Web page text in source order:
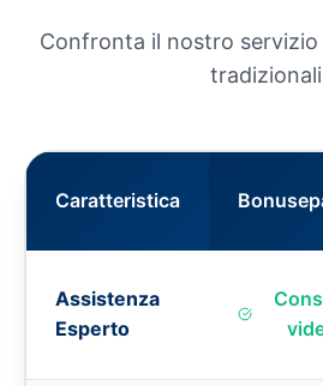
Confronta il nostro
Caratteristica
Assistenza
Esperto